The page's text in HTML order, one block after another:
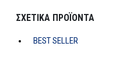
ΣΧΕΤΙΚΆ ΠΡΟΪΌΝΤΑ
BEST SELLER